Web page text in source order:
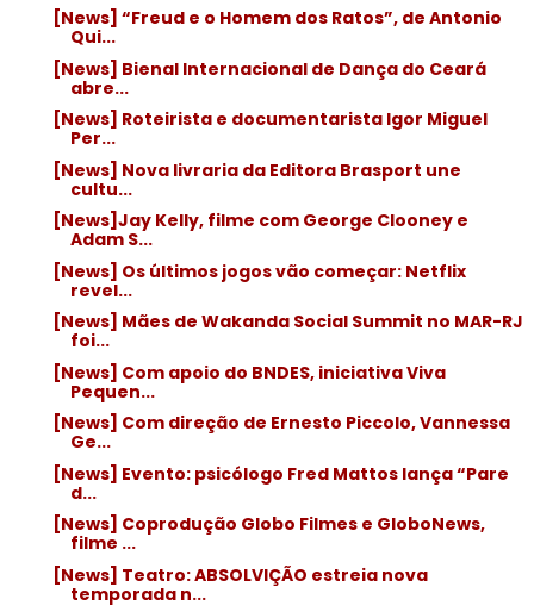
[News] “Freud e o Homem dos Ratos”, de Antonio
Qui...
[News] Bienal Internacional de Dança do Ceará
abre...
[News] Roteirista e documentarista Igor Miguel
Per...
[News] Nova livraria da Editora Brasport une
cultu...
[News]Jay Kelly, filme com George Clooney e
Adam S...
[News] Os últimos jogos vão começar: Netflix
revel...
[News] Mães de Wakanda Social Summit no MAR-RJ
foi...
[News] Com apoio do BNDES, iniciativa Viva
Pequen...
[News] Com direção de Ernesto Piccolo, Vannessa
Ge...
[News] Evento: psicólogo Fred Mattos lança “Pare
d...
[News] Coprodução Globo Filmes e GloboNews,
filme ...
[News] Teatro: ABSOLVIÇÃO estreia nova
temporada n...